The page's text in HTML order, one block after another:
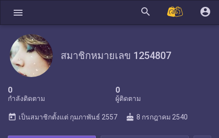
menu search account_circle
สมาชิกหมายเลข 1254807
0
กำลังติดตาม
0
ผู้ติดตาม
today เป็นสมาชิกตั้งแต่ กุมภาพันธ์ 2557 cake 8 กรกฎาคม 2540